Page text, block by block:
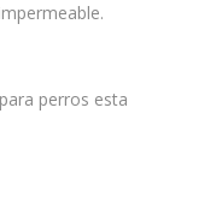
perros esta